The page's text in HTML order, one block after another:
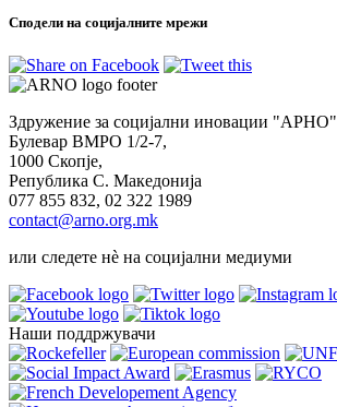
Сподели на социјалните мрежи
Здружение за социјални иновации "АРНО"
Булевар ВМРО 1/2-7,
1000 Скопје,
Република С. Македонија
077 855 832, 02 322 1989
contact@arno.org.mk
или следете нѐ на социјални медиуми
Наши поддржувачи